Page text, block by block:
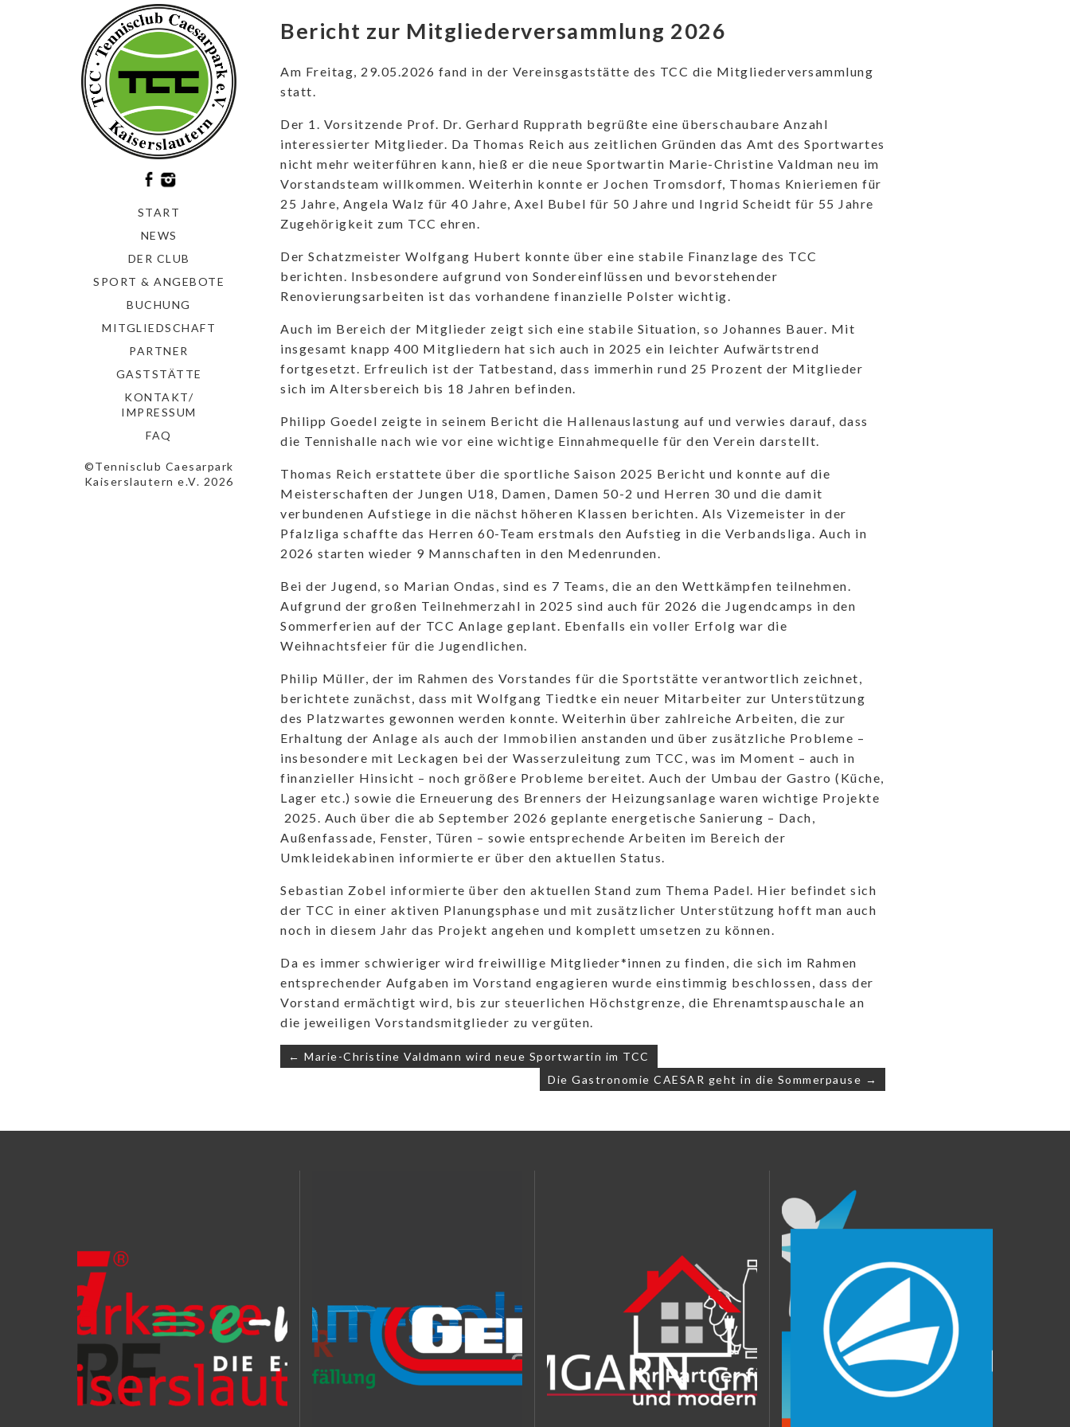
START
NEWS
DER CLUB
SPORT & ANGEBOTE
BUCHUNG
MITGLIEDSCHAFT
PARTNER
GASTSTÄTTE
KONTAKT/
IMPRESSUM
FAQ
©Tennisclub Caesarpark
Kaiserslautern e.V. 2026
Bericht zur Mitgliederversammlung 2026
Am Freitag, 29.05.2026 fand in der Vereinsgaststätte des TCC die Mitgliederversammlung
statt.
Der 1. Vorsitzende Prof. Dr. Gerhard Rupprath begrüßte eine überschaubare Anzahl
interessierter Mitglieder. Da Thomas Reich aus zeitlichen Gründen das Amt des Sportwartes
nicht mehr weiterführen kann, hieß er die neue Sportwartin Marie-Christine Valdman neu im
Vorstandsteam willkommen. Weiterhin konnte er Jochen Tromsdorf, Thomas Knieriemen für
25 Jahre, Angela Walz für 40 Jahre, Axel Bubel für 50 Jahre und Ingrid Scheidt für 55 Jahre
Zugehörigkeit zum TCC ehren.
Der Schatzmeister Wolfgang Hubert konnte über eine stabile Finanzlage des TCC
berichten. Insbesondere aufgrund von Sondereinflüssen und bevorstehender
Renovierungsarbeiten ist das vorhandene finanzielle Polster wichtig.
Auch im Bereich der Mitglieder zeigt sich eine stabile Situation, so Johannes Bauer. Mit
insgesamt knapp 400 Mitgliedern hat sich auch in 2025 ein leichter Aufwärtstrend
fortgesetzt. Erfreulich ist der Tatbestand, dass immerhin rund 25 Prozent der Mitglieder
sich im Altersbereich bis 18 Jahren befinden.
Philipp Goedel zeigte in seinem Bericht die Hallenauslastung auf und verwies darauf, dass
die Tennishalle nach wie vor eine wichtige Einnahmequelle für den Verein darstellt.
Thomas Reich erstattete über die sportliche Saison 2025 Bericht und konnte auf die
Meisterschaften der Jungen U18, Damen, Damen 50-2 und Herren 30 und die damit
verbundenen Aufstiege in die nächst höheren Klassen berichten. Als Vizemeister in der
Pfalzliga schaffte das Herren 60-Team erstmals den Aufstieg in die Verbandsliga. Auch in
2026 starten wieder 9 Mannschaften in den Medenrunden.
Bei der Jugend, so Marian Ondas, sind es 7 Teams, die an den Wettkämpfen teilnehmen.
Aufgrund der großen Teilnehmerzahl in 2025 sind auch für 2026 die Jugendcamps in den
Sommerferien auf der TCC Anlage geplant. Ebenfalls ein voller Erfolg war die
Weihnachtsfeier für die Jugendlichen.
Philip Müller, der im Rahmen des Vorstandes für die Sportstätte verantwortlich zeichnet,
berichtete zunächst, dass mit Wolfgang Tiedtke ein neuer Mitarbeiter zur Unterstützung
des Platzwartes gewonnen werden konnte. Weiterhin über zahlreiche Arbeiten, die zur
Erhaltung der Anlage als auch der Immobilien anstanden und über zusätzliche Probleme –
insbesondere mit Leckagen bei der Wasserzuleitung zum TCC, was im Moment – auch in
finanzieller Hinsicht – noch größere Probleme bereitet. Auch der Umbau der Gastro (Küche,
Lager etc.) sowie die Erneuerung des Brenners der Heizungsanlage waren wichtige Projekte
2025. Auch über die ab September 2026 geplante energetische Sanierung – Dach,
Außenfassade, Fenster, Türen – sowie entsprechende Arbeiten im Bereich der
Umkleidekabinen informierte er über den aktuellen Status.
Sebastian Zobel informierte über den aktuellen Stand zum Thema Padel. Hier befindet sich
der TCC in einer aktiven Planungsphase und mit zusätzlicher Unterstützung hofft man auch
noch in diesem Jahr das Projekt angehen und komplett umsetzen zu können.
Da es immer schwieriger wird freiwillige Mitglieder*innen zu finden, die sich im Rahmen
entsprechender Aufgaben im Vorstand engagieren wurde einstimmig beschlossen, dass der
Vorstand ermächtigt wird, bis zur steuerlichen Höchstgrenze, die Ehrenamtspauschale an
die jeweiligen Vorstandsmitglieder zu vergüten.
Beitragsnavigation
← Marie-Christine Valdmann wird neue Sportwartin im TCC
Die Gastronomie CAESAR geht in die Sommerpause →